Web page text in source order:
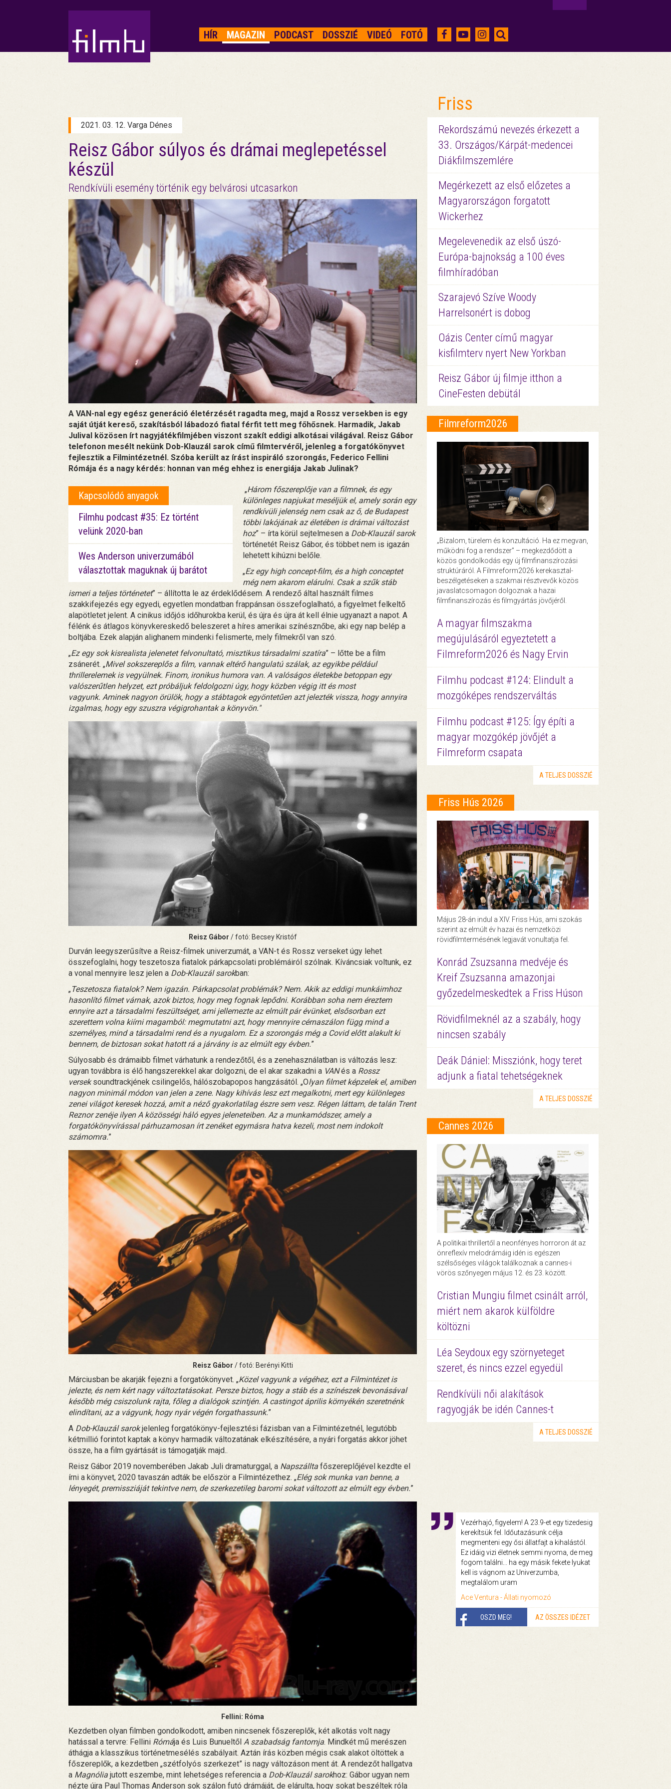
HÍR MAGAZIN PODCAST DOSSZIÉ VIDEÓ FOTÓ
2021. 03. 12. Varga Dénes
Reisz Gábor súlyos és drámai meglepetéssel
készül
Rendkívüli esemény történik egy belvárosi utcasarkon
A VAN-nal egy egész generáció életérzését ragadta meg, majd a Rossz versekben is egy
saját útját kereső, szakításból lábadozó fiatal férfit tett meg főhősnek. Harmadik, Jakab
Julival közösen írt nagyjátékfilmjében viszont szakít eddigi alkotásai világával. Reisz Gábor
telefonon mesélt nekünk Dob-Klauzál sarok című filmtervéről, jelenleg a forgatókönyvet
fejlesztik a Filmintézetnél. Szóba került az írást inspiráló szorongás, Federico Fellini
Rómája és a nagy kérdés: honnan van még ehhez is energiája Jakab Julinak?
Kapcsolódó anyagok
Filmhu podcast #35: Ez történt
velünk 2020-ban
Wes Anderson univerzumából
választottak maguknak új barátot
„Három főszereplője van a filmnek, és egy
különleges napjukat meséljük el, amely során egy
rendkívüli jelenség nem csak az ő, de Budapest
többi lakójának az életében is drámai változást
hoz” – írta körül sejtelmesen a Dob-Klauzál sarok
történetét Reisz Gábor, és többet nem is igazán
lehetett kihúzni belőle.
„Ez egy high concept-film, és a high conceptet
még nem akarom elárulni. Csak a szűk stáb
ismeri a teljes történetet” – állította le az érdeklődésem. A rendező által használt filmes
szakkifejezés egy egyedi, egyetlen mondatban frappánsan összefoglalható, a figyelmet felkeltő
alapötletet jelent. A cinikus időjós időhurokba kerül, és újra és újra át kell élnie ugyanazt a napot. A
félénk és átlagos könyvkereskedő beleszeret a híres amerikai színésznőbe, aki egy nap belép a
boltjába. Ezek alapján alighanem mindenki felismerte, mely filmekről van szó.
„Ez egy sok kisrealista jelenetet felvonultató, misztikus társadalmi szatíra” – lőtte be a film
zsánerét. „Mivel sokszereplős a film, vannak eltérő hangulatú szálak, az egyikbe például
thrillerelemek is vegyülnek. Finom, ironikus humora van. A valóságos életekbe betoppan egy
valószerűtlen helyzet, ezt próbáljuk feldolgozni úgy, hogy közben végig itt és most
vagyunk. Aminek nagyon örülök, hogy a stábtagok egyöntetűen azt jelezték vissza, hogy annyira
izgalmas, hogy egy szuszra végigrohantak a könyvön."
Reisz Gábor / fotó: Becsey Kristóf
Durván leegyszerűsítve a Reisz-filmek univerzumát, a VAN-t és Rossz verseket úgy lehet
összefoglalni, hogy teszetosza fiatalok párkapcsolati problémáiról szólnak. Kíváncsiak voltunk, ez
a vonal mennyire lesz jelen a Dob-Klauzál sarokban:
„Teszetosza fiatalok? Nem igazán. Párkapcsolat problémák? Nem. Akik az eddigi munkáimhoz
hasonlító filmet várnak, azok biztos, hogy meg fognak lepődni. Korábban soha nem éreztem
ennyire azt a társadalmi feszültséget, ami jellemezte az elmúlt pár évünket, elsősorban ezt
szerettem volna kiírni magamból: megmutatni azt, hogy mennyire cérnaszálon függ mind a
személyes, mind a társadalmi rend és a nyugalom. Ez a szorongás még a Covid előtt alakult ki
bennem, de biztosan sokat hatott rá a járvány is az elmúlt egy évben.”
Súlyosabb és drámaibb filmet várhatunk a rendezőtől, és a zenehasználatban is változás lesz:
ugyan továbbra is élő hangszerekkel akar dolgozni, de el akar szakadni a VANés a Rossz
verseksoundtrackjének csilingelős, hálószobapopos hangzásától. „Olyan filmet képzelek el, amiben
nagyon minimál módon van jelen a zene. Nagy kihívás lesz ezt megalkotni, mert egy különleges
zenei világot keresek hozzá, amit a néző gyakorlatilag észre sem vesz. Régen láttam, de talán Trent
Reznor zenéje ilyen A közösségi háló egyes jeleneteiben. Az a munkamódszer, amely a
forgatókönyvírással párhuzamosan írt zenéket egymásra hatva kezeli, most nem indokolt
számomra.”
Reisz Gábor / fotó: Berényi Kitti
Márciusban be akarják fejezni a forgatókönyvet. „Közel vagyunk a végéhez, ezt a Filmintézet is
jelezte, és nem kért nagy változtatásokat. Persze biztos, hogy a stáb és a színészek bevonásával
később még csiszolunk rajta, főleg a dialógok szintjén. A castingot április környékén szeretnénk
elindítani, az a vágyunk, hogy nyár végén forgathassunk.”
A Dob-Klauzál sarokjelenleg forgatókönyv-fejlesztési fázisban van a Filmintézetnél, legutóbb
kétmillió forintot kaptak a könyv harmadik változatának elkészítésére, a nyári forgatás akkor jöhet
össze, ha a film gyártását is támogatják majd..
Reisz Gábor 2019 novemberében Jakab Juli dramaturggal, a Napszállta főszereplőjével kezdte el
írni a könyvet, 2020 tavaszán adták be először a Filmintézethez. „Elég sok munka van benne, a
lényegét, premissziáját tekintve nem, de szerkezetileg baromi sokat változott az elmúlt egy évben.”
Fellini: Róma
Kezdetben olyan filmben gondolkodott, amiben nincsenek főszereplők, két alkotás volt nagy
hatással a tervre: Fellini Rómája és Luis Bunueltől A szabadság fantomja. Mindkét mű merészen
áthágja a klasszikus történetmesélés szabályait. Aztán írás közben mégis csak alakot öltöttek a
főszereplők, a kezdetben „szétfolyós szerkezet” is nagy változáson ment át. A rendezőt hallgatva
a Magnólia jutott eszembe, mint lehetséges referencia a Dob-Klauzál sarokhoz: Gábor ugyan nem
nézte újra Paul Thomas Anderson sok szálon futó drámáját, de elárulta, hogy sokat beszéltek róla
Friss
Rekordszámú nevezés érkezett a
33. Országos/Kárpát-medencei
Diákfilmszemlére
Megérkezett az első előzetes a
Magyarországon forgatott
Wickerhez
Megelevenedik az első úszó-
Európa-bajnokság a 100 éves
filmhíradóban
Szarajevó Szíve Woody
Harrelsonért is dobog
Oázis Center című magyar
kisfilmterv nyert New Yorkban
Reisz Gábor új filmje itthon a
CineFesten debütál
Filmreform2026
„Bizalom, türelem és konzultáció. Ha ez megvan,
működni fog a rendszer” – megkezdődött a
közös gondolkodás egy új filmfinanszírozási
struktúráról. A Filmreform2026 kerekasztal-
beszélgetéseken a szakmai résztvevők közös
javaslatcsomagon dolgoznak a hazai
filmfinanszírozás és filmgyártás jövőjéről.
A magyar filmszakma
megújulásáról egyeztetett a
Filmreform2026 és Nagy Ervin
Filmhu podcast #124: Elindult a
mozgóképes rendszerváltás
Filmhu podcast #125: Így építi a
magyar mozgókép jövőjét a
Filmreform csapata
A TELJES DOSSZIÉ
Friss Hús 2026
Május 28-án indul a XIV. Friss Hús, ami szokás
szerint az elmúlt év hazai és nemzetközi
rövidfilmtermésének legjavát vonultatja fel.
Konrád Zsuzsanna medvéje és
Kreif Zsuzsanna amazonjai
győzedelmeskedtek a Friss Húson
Rövidfilmeknél az a szabály, hogy
nincsen szabály
Deák Dániel: Missziónk, hogy teret
adjunk a fiatal tehetségeknek
A TELJES DOSSZIÉ
Cannes 2026
A politikai thrillertől a neonfényes horroron át az
önreflexív melodrámáig idén is egészen
szélsőséges világok találkoznak a cannes-i
vörös szőnyegen május 12. és 23. között.
Cristian Mungiu filmet csinált arról,
miért nem akarok külföldre
költözni
Léa Seydoux egy szörnyeteget
szeret, és nincs ezzel egyedül
Rendkívüli női alakítások
ragyogják be idén Cannes-t
A TELJES DOSSZIÉ
Vezérhajó, figyelem! A 23.9-et egy tizedesig
kerekítsük fel. Időutazásunk célja
megmenteni egy ősi állatfajt a kihalástól.
Ez idáig vizi életnek semmi nyoma, de meg
fogom találni... ha egy másik fekete lyukat
kell is vágnom az Univerzumba,
megtalálom uram
Ace Ventura - Állati nyomozó
OSZD MEG! AZ ÖSSZES IDÉZET